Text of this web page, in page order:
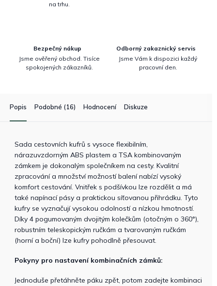
na trhu.
Bezpečný nákup
Jsme ověřený obchod. Tisíce
spokojených zákazníků.
Odborný zakaznický servis
Jsme Vám k dispozici každý
pracovní den.
Popis Podobné (16) Hodnocení Diskuze
Sada cestovních kufrů s vysoce flexibilním,
nárazuvzdorným ABS plastem a TSA kombinovaným
zámkem je dokonalým společníkem na cesty. Kvalitní
zpracování a množství možností balení nabízí vysoký
komfort cestování. Vnitřek s podšívkou lze rozdělit a má
také napínací pásy a praktickou síťovanou přihrádku. Tyto
kufry se vyznačují vysokou odolností a nízkou hmotností.
Díky 4 pogumovaným dvojitým kolečkům (otočným o 360°),
robustním teleskopickým ručkám a tvarovaným ručkám
(horní a boční) lze kufry pohodlně přesouvat.
Pokyny pro nastavení kombinačních zámků:
Jednoduše přetáhněte páku zpět, potom zadejte kombinaci